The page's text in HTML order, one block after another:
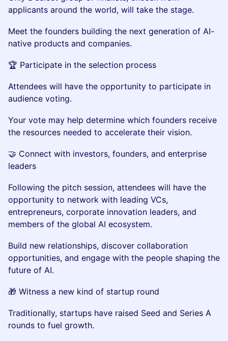
applicants around the world, will take the stage.
Meet the founders building the next generation of AI-
native products and companies.
🏆 Participate in the selection process
Attendees will have the opportunity to participate in
audience voting.
Your vote may help determine which founders receive
the resources needed to accelerate their vision.
🤝 Connect with investors, founders, and enterprise
leaders
Following the pitch session, attendees will have the
opportunity to network with leading VCs,
entrepreneurs, corporate innovation leaders, and
members of the global AI ecosystem.
Build new relationships, discover collaboration
opportunities, and engage with the people shaping the
future of AI.
🎁 Witness a new kind of startup round
Traditionally, startups have raised Seed and Series A
rounds to fuel growth.